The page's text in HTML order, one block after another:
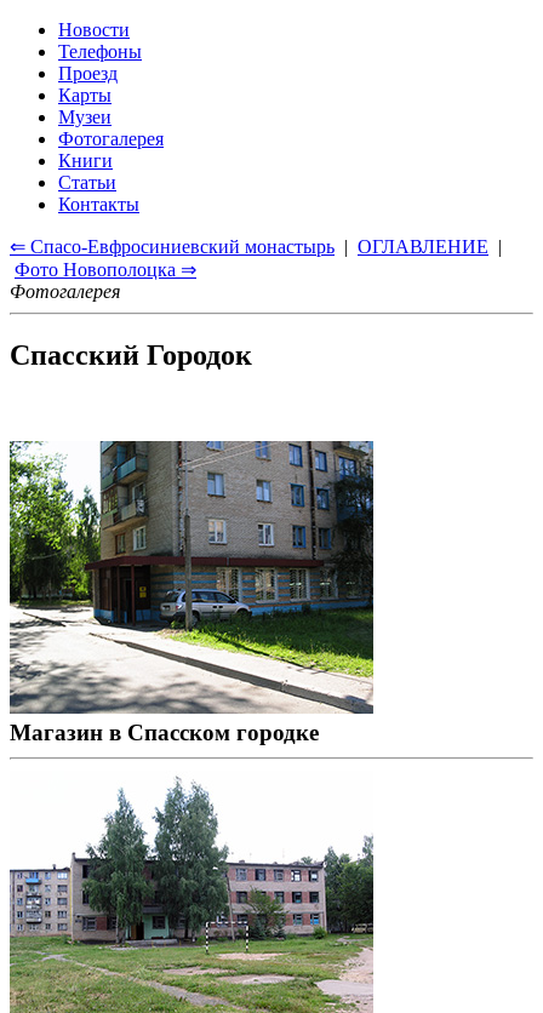
Новости
Телефоны
Проезд
Карты
Музеи
Фотогалерея
Книги
Статьи
Контакты
⇐ Спасо-Евфросиниевский монастырь | ОГЛАВЛЕНИЕ |
Фото Новополоцка ⇒
Фотогалерея
Спасский Городок
Магазин в Спасском городке